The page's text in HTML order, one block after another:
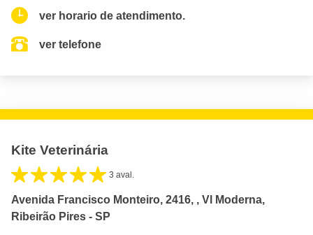
ver horario de atendimento.
ver telefone
Kite Veterinária
3 aval.
Avenida Francisco Monteiro, 2416, , Vl Moderna,
Ribeirão Pires - SP